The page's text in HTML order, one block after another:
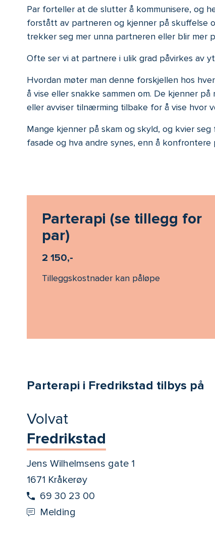
Par forteller at de slutter å kommunisere, og
forstått av partneren og kjenner på skuffelse
trekker seg mer unna partneren eller blir mer
Ofte ser vi at partnere i ulik grad påvirkes av
Hvordan møter man denne forskjellen hos
å vise eller snakke sammen om. De kjenner
eller avviser tilnærming tilbake for å vise hvor
Mange kjenner på skam og skyld, og kvier
fasade og hva andre synes, enn å
Parterapi (se tillegg for
par)
2 150,-
Tilleggskostnader kan påløpe
Parterapi i Fredrikstad tilbys på
Volvat
Fredrikstad
Jens Wilhelmsens gate 1
1671 Kråkerøy
69 30 23 00
Melding